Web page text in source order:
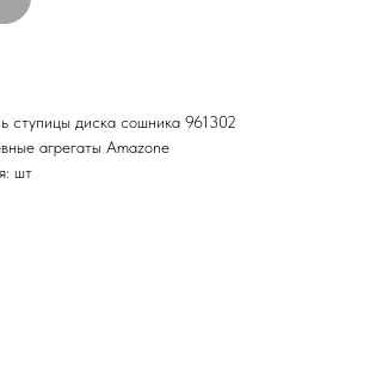
ступицы диска сошника 961302
агрегаты Amazone
шт